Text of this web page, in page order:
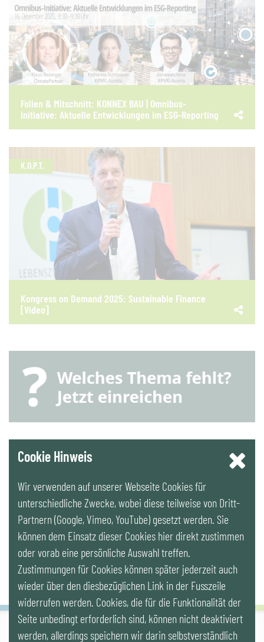
Folien & Mitschnitt: KONNEX BAU | Omnibus-
Initiative: Aktuelle Entwicklungen im ESG-Reporting
K.O.P.T.
Kongress on Demand 2025: Sustainable Finance
[Video]
YouTube
LinkedIn
Newsletter
IG LEBENSZYKLUS BAU
Cookie Hinweis
Wir verwenden auf unserer Webseite Cookies für
unterschiedliche Zwecke, wobei diese teilweise von Dritt-
Partnern (Google, Vimeo, YouTube) gesetzt werden. Sie
können dem Einsatz dieser Cookies hier direkt zustimmen
oder vorab eine persönliche Auswahl treffen.
Zustimmungen für Cookies können später jederzeit auch
wieder über den diesbezüglichen Link in der Fusszeile
widerrufen werden. Cookies, die für die Funktionalität der
Seite unbedingt erforderlich sind, können nicht deaktiviert
werden, allerdings speichern wir darin selbstverständlich